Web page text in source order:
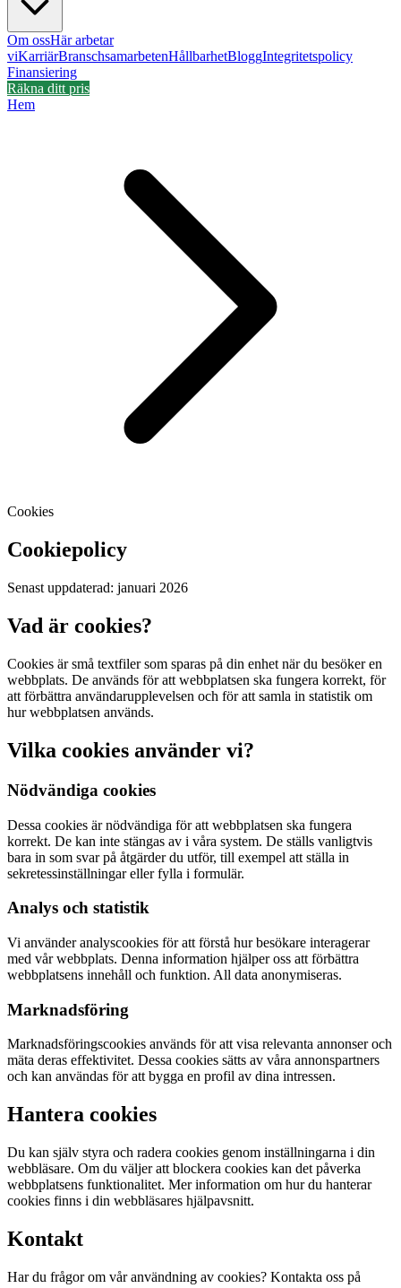
Om ossHär arbetar
viKarriärBranschsamarbetenHållbarhetBloggIntegritetspolicy
Finansiering
Räkna ditt pris
Hem
Cookies
Cookiepolicy
Senast uppdaterad: januari 2026
Vad är cookies?
Cookies är små textfiler som sparas på din enhet när du besöker en
webbplats. De används för att webbplatsen ska fungera korrekt, för
att förbättra användarupplevelsen och för att samla in statistik om
hur webbplatsen används.
Vilka cookies använder vi?
Nödvändiga cookies
Dessa cookies är nödvändiga för att webbplatsen ska fungera
korrekt. De kan inte stängas av i våra system. De ställs vanligtvis
bara in som svar på åtgärder du utför, till exempel att ställa in
sekretessinställningar eller fylla i formulär.
Analys och statistik
Vi använder analyscookies för att förstå hur besökare interagerar
med vår webbplats. Denna information hjälper oss att förbättra
webbplatsens innehåll och funktion. All data anonymiseras.
Marknadsföring
Marknadsföringscookies används för att visa relevanta annonser och
mäta deras effektivitet. Dessa cookies sätts av våra annonspartners
och kan användas för att bygga en profil av dina intressen.
Hantera cookies
Du kan själv styra och radera cookies genom inställningarna i din
webbläsare. Om du väljer att blockera cookies kan det påverka
webbplatsens funktionalitet. Mer information om hur du hanterar
cookies finns i din webbläsares hjälpavsnitt.
Kontakt
Har du frågor om vår användning av cookies? Kontakta oss på